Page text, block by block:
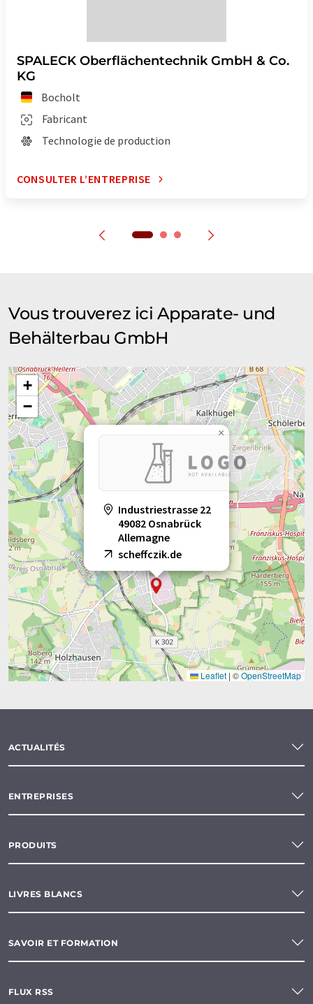
SPALECK Oberflächentechnik GmbH & Co.
KG
Bocholt
Fabricant
Technologie de production
CONSULTER L’ENTREPRISE
Vous trouverez ici Apparate- und
Behälterbau GmbH
Industriestrasse 22
49082 Osnabrück
Allemagne
scheffczik.de
×
+
−
Leaflet | ©OpenStreetMap
ACTUALITÉS
ENTREPRISES
PRODUITS
LIVRES BLANCS
SAVOIR ET FORMATION
FLUX RSS